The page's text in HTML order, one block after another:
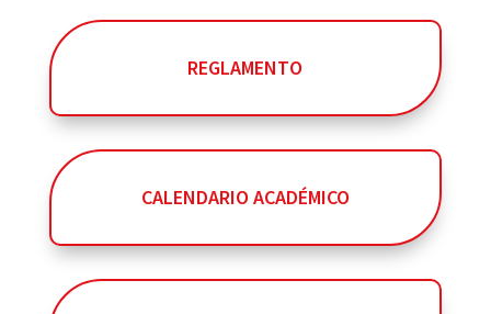
REGLAMENTO
CALENDARIO ACADÉMICO